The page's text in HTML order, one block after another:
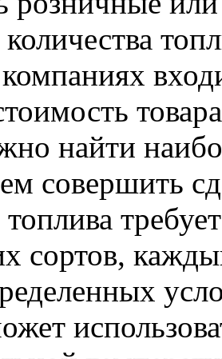
найти
совершить
сортов,